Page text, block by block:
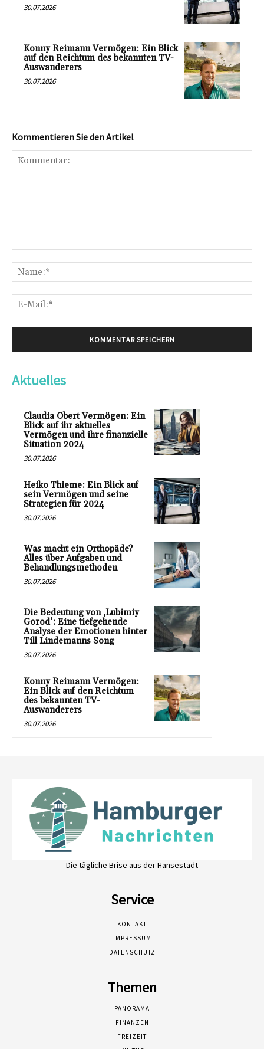
30.07.2026
Konny Reimann Vermögen: Ein Blick
auf den Reichtum des bekannten TV-
Auswanderers
30.07.2026
Kommentieren Sie den Artikel
Aktuelles
Claudia Obert Vermögen: Ein
Blick auf ihr aktuelles
Vermögen und ihre finanzielle
Situation 2024
30.07.2026
Heiko Thieme: Ein Blick auf
sein Vermögen und seine
Strategien für 2024
30.07.2026
Was macht ein Orthopäde?
Alles über Aufgaben und
Behandlungsmethoden
30.07.2026
Die Bedeutung von ‚Lubimiy
Gorod‘: Eine tiefgehende
Analyse der Emotionen hinter
Till Lindemanns Song
30.07.2026
Konny Reimann Vermögen:
Ein Blick auf den Reichtum
des bekannten TV-
Auswanderers
30.07.2026
Die tägliche Brise aus der Hansestadt
Service
KONTAKT
IMPRESSUM
DATENSCHUTZ
Themen
PANORAMA
FINANZEN
FREIZEIT